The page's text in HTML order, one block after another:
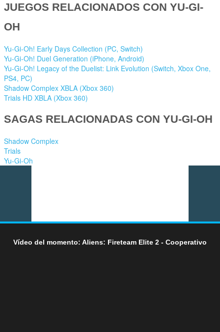
JUEGOS RELACIONADOS CON YU-GI-
OH
Yu-Gi-Oh! Early Days Collection (PC, Switch)
Yu-Gi-Oh! Duel Generation (iPhone, Android)
Yu-Gi-Oh! Legacy of the Duelist: Link Evolution (Switch, Xbox One,
PS4, PC)
Shadow Complex XBLA (Xbox 360)
Trials HD XBLA (Xbox 360)
SAGAS RELACIONADAS CON YU-GI-OH
Shadow Complex
Trials
Yu-Gi-Oh
Vídeo del momento: Aliens: Fireteam Elite 2 - Cooperativo